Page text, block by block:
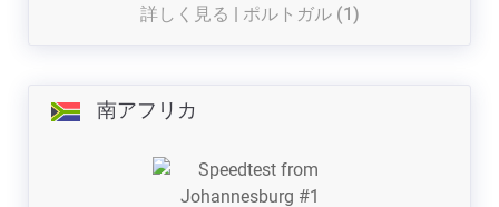
詳しく見る | ポルトガル (1)
南アフリカ